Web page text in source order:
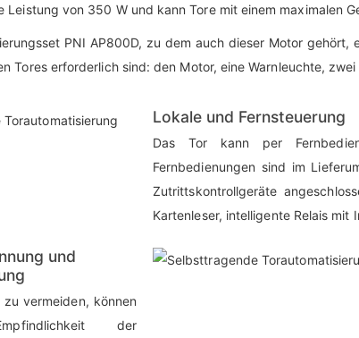
Leistung von 350 W und kann Tore mit einem maximalen
PNI AP800D, zu dem auch dieser Motor gehört,
Tores erforderlich sind: den Motor, eine Warnleuchte,
Lokale und Fernsteuerung
Das Tor kann per
Fernbedienungen sind im
Zutrittskontrollgeräte
Kartenleser, intelligente Relais mit
und
zu vermeiden, können
der